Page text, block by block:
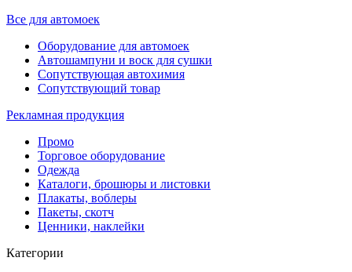
Все для автомоек
Оборудование для автомоек
Автошампуни и воск для сушки
Сопутствующая автохимия
Сопутствующий товар
Рекламная продукция
Промо
Торговое оборудование
Одежда
Каталоги, брошюры и листовки
Плакаты, воблеры
Пакеты, скотч
Ценники, наклейки
Категории